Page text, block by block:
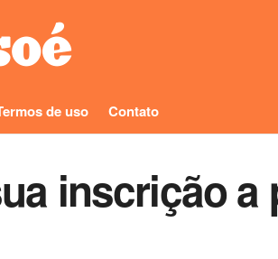
de uso Contato
inscrição a